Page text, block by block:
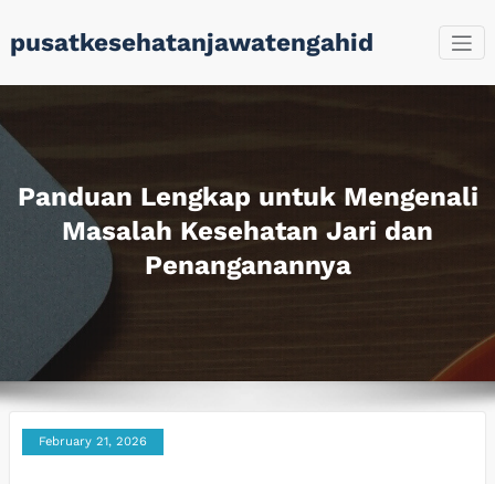
to
content
pusatkesehatanjawatengahid
Panduan Lengkap untuk Mengenali
Masalah Kesehatan Jari dan
Penanganannya
February 21, 2026